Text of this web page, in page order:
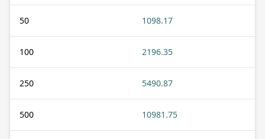
50 1098.17
100 2196.35
250 5490.87
500 10981.75